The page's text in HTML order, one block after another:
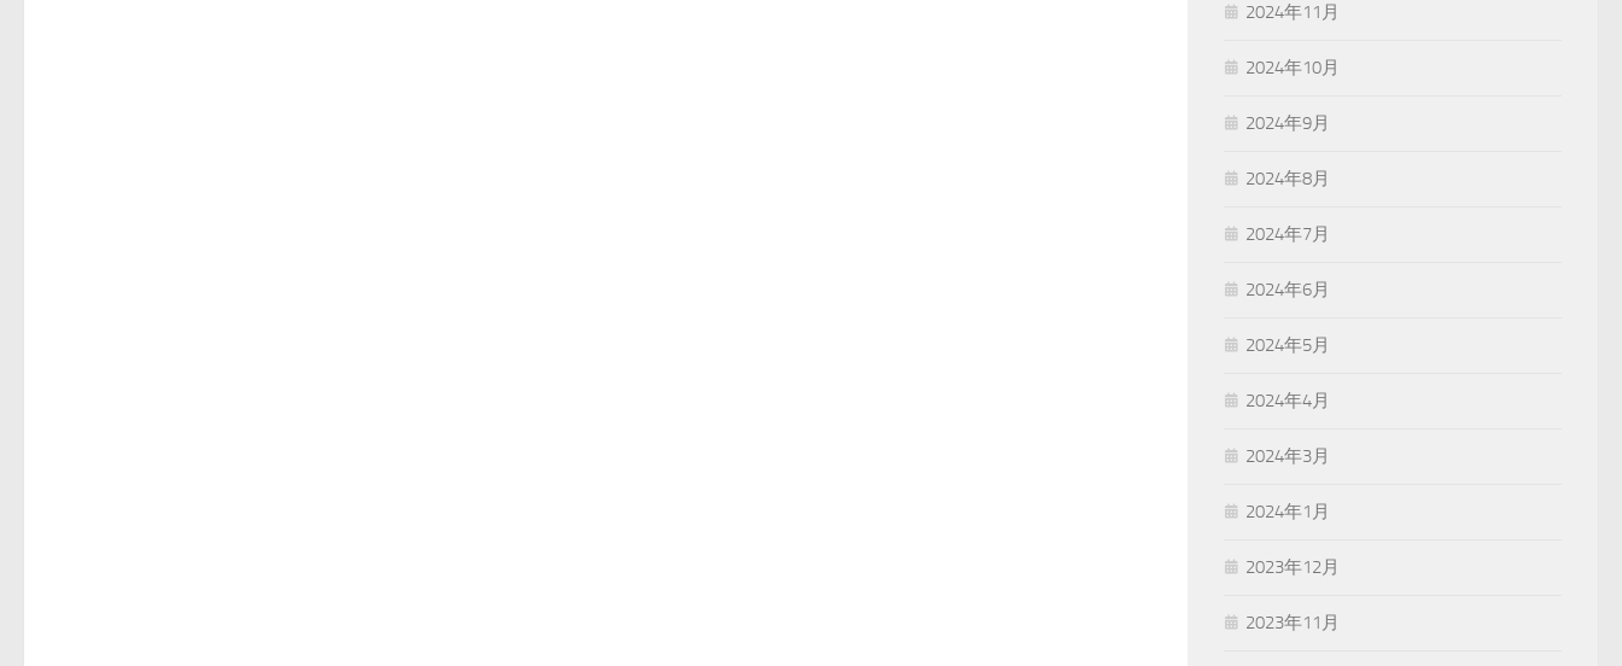
2024年11月
2024年10月
2024年9月
2024年8月
2024年7月
2024年6月
2024年5月
2024年4月
2024年3月
2024年1月
2023年12月
2023年11月